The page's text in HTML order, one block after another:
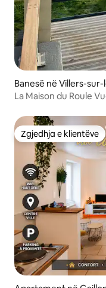
Banesë në Villers-sur-
La Maison du Roule
Zgjedhja e klientëve
Zgjedhja e klientëve